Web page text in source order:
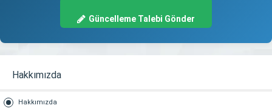
Güncelleme Talebi Gönder
Hakkımızda
Hakkımızda